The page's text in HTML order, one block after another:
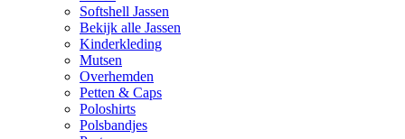
Softshell Jassen
Bekijk alle Jassen
Kinderkleding
Mutsen
Overhemden
Petten & Caps
Poloshirts
Polsbandjes